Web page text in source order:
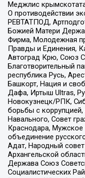
Меджлис
О противодействии
РЕВТАТПОД,
Божией Матери
Фирма, Молодежная
Правды и Единения,
Автоград Крю, Союз
Благотворительный
республика Русь,
Башкорт, Нация и
Дафа, Иртыш Ultras,
Новокузнецк/РПК,
борьбы с
Навального, Совет
Краснодара, Мужское
объединение
Адат, Народный
Архангельской
Держава Союз
Социалистических